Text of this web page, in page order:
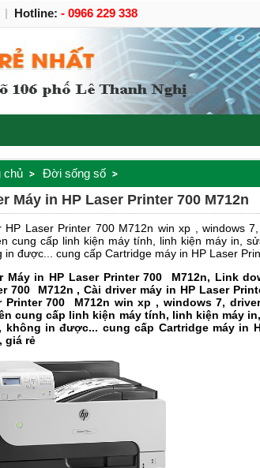
chủ Đời sống số
Máy in HP Laser Printer 700 M712n
HP Laser Printer 700 M712n win xp , windows
cung cấp linh kiện máy tính, linh kiện máy in,
in được... cung cấp Cartridge máy in HP Laser
Máy in HP Laser Printer 700
M712n, Link
700
M712n , Cài driver máy in HP Laser
Printer 700
M712n win xp , windows 7,
cung cấp linh kiện máy tính, linh kiện máy
không in được... cung cấp Cartridge máy in
giá rẻ
| Hotline: - 0966 229 338